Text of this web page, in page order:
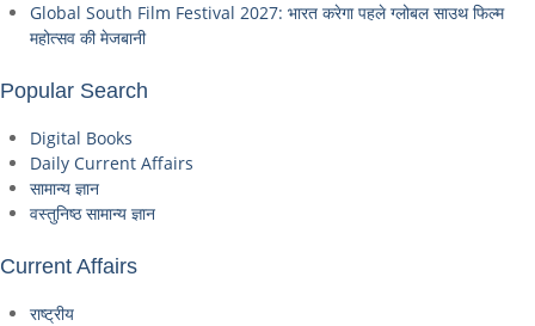
Global South Film Festival 2027: भारत करेगा पहले ग्लोबल साउथ फिल्म
महोत्सव की मेजबानी
Popular Search
Digital Books
Daily Current Affairs
सामान्य ज्ञान
वस्तुनिष्ठ सामान्य ज्ञान
Current Affairs
राष्ट्रीय